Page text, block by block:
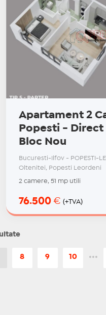
Apartament 2
Popesti -
Bloc Nou
Bucuresti-Ilfov - POPESTI-
Oltenitei, Popesti Leordeni
2 camere, 51 mp utili
76.500€ (+TVA)
8 9 10 •••